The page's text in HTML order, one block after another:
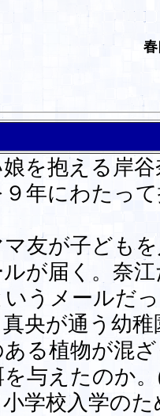
を抱える岸谷
年にわたっ
友が子ども
ルが届く。奈
うメールだ
央が通う幼
る植物が混
与えたのか
学校入学の